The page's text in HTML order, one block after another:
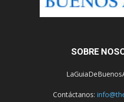
SOBRE
Contáctanos: